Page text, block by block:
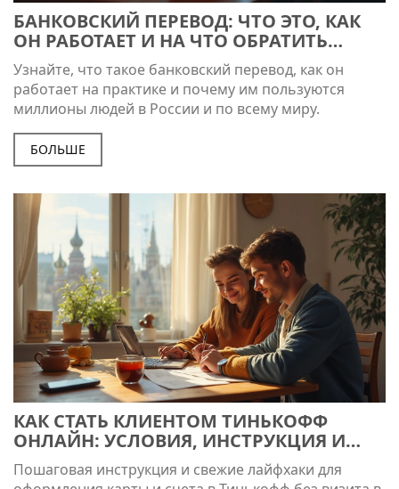
БАНКОВСКИЙ ПЕРЕВОД: ЧТО ЭТО, КАК
ОН РАБОТАЕТ И НА ЧТО ОБРАТИТЬ
ВНИМАНИЕ
Узнайте, что такое банковский перевод, как он
работает на практике и почему им пользуются
миллионы людей в России и по всему миру.
БОЛЬШЕ
КАК СТАТЬ КЛИЕНТОМ ТИНЬКОФФ
ОНЛАЙН: УСЛОВИЯ, ИНСТРУКЦИЯ И
СОВЕТЫ
Пошаговая инструкция и свежие лайфхаки для